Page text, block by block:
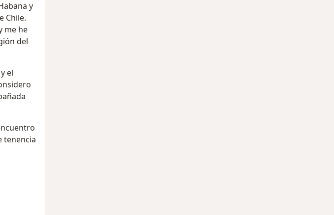
y
Chile.
me he
del
el
tenencia